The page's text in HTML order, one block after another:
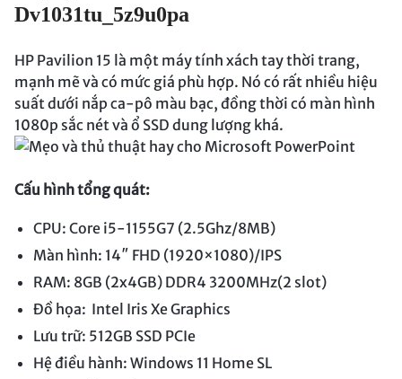
Dv1031tu_5z9u0pa
HP Pavilion 15 là một máy tính xách tay thời trang,
mạnh mẽ và có mức giá phù hợp. Nó có rất nhiều hiệu
suất dưới nắp ca-pô màu bạc, đồng thời có màn hình
1080p sắc nét và ổ SSD dung lượng khá.
Cấu hình tổng quát:
CPU: Core i5-1155G7 (2.5Ghz/8MB)
Màn hình: 14″ FHD (1920×1080)/IPS
RAM: 8GB (2x4GB) DDR4 3200MHz(2 slot)
Đồ họa: Intel Iris Xe Graphics
Lưu trữ: 512GB SSD PCIe
Hệ điều hành: Windows 11 Home SL